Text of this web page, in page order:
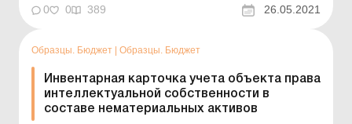
средств (кроме прочих необоротных материальных
активов) (для субъектов государственного сектора)
наці...
0 0 389 26.05.2021
Образцы. Бюджет Образцы. Бюджет
Инвентарная карточка учета объекта права
интеллектуальной собственности в
составе нематериальных активов